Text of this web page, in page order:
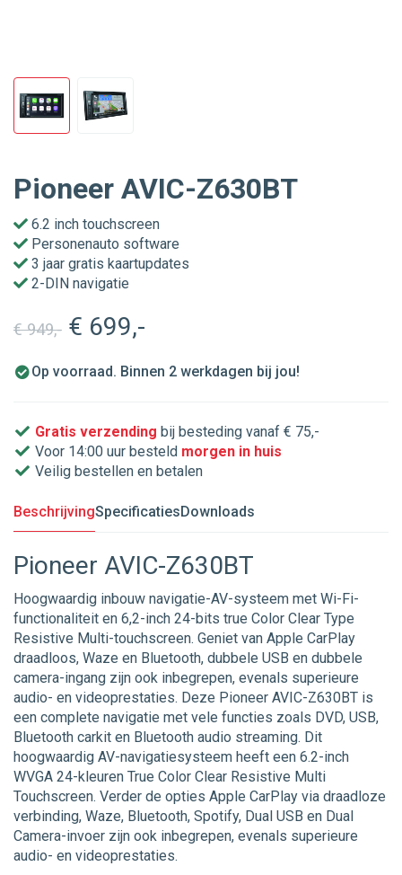
Pioneer AVIC-Z630BT
6.2 inch touchscreen
Personenauto software
3 jaar gratis kaartupdates
2-DIN navigatie
€ 949,- € 699,-
Op voorraad. Binnen 2 werkdagen bij jou!
Gratis verzending bij besteding vanaf € 75,-
Voor 14:00 uur besteld morgen in huis
Veilig bestellen en betalen
BeschrijvingSpecificatiesDownloads
Pioneer AVIC-Z630BT
Hoogwaardig inbouw navigatie-AV-systeem met Wi-Fi-
functionaliteit en 6,2-inch 24-bits true Color Clear Type
Resistive Multi-touchscreen. Geniet van Apple CarPlay
draadloos, Waze en Bluetooth, dubbele USB en dubbele
camera-ingang zijn ook inbegrepen, evenals superieure
audio- en videoprestaties. Deze Pioneer AVIC-Z630BT is
een complete navigatie met vele functies zoals DVD, USB,
Bluetooth carkit en Bluetooth audio streaming. Dit
hoogwaardig AV-navigatiesysteem heeft een 6.2-inch
WVGA 24-kleuren True Color Clear Resistive Multi
Touchscreen. Verder de opties Apple CarPlay via draadloze
verbinding, Waze, Bluetooth, Spotify, Dual USB en Dual
Camera-invoer zijn ook inbegrepen, evenals superieure
audio- en videoprestaties.